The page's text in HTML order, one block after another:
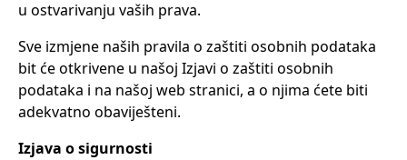
u ostvarivanju vaših prava.
Sve izmjene naših pravila o zaštiti osobnih podataka
bit će otkrivene u našoj Izjavi o zaštiti osobnih
podataka i na našoj web stranici, a o njima ćete biti
adekvatno obaviješteni.
Izjava o sigurnosti